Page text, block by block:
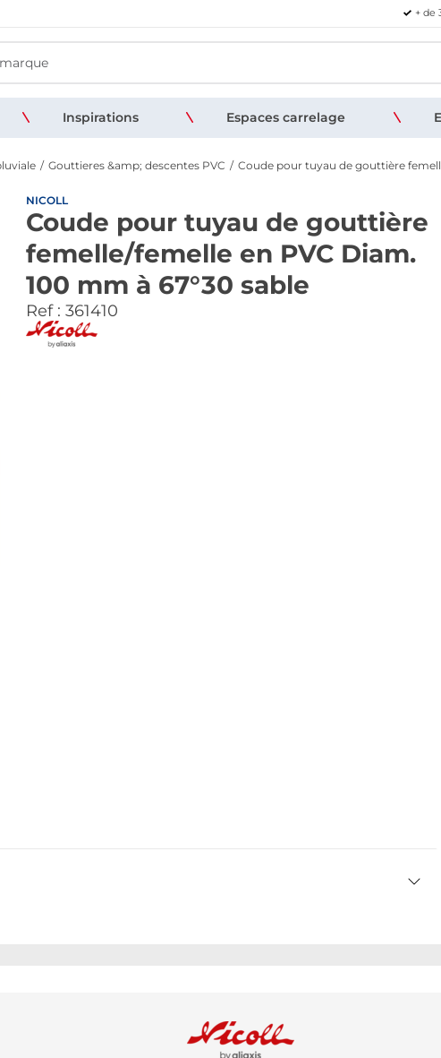
+ de
Inspirations Espaces carrelage
Gouttieres &amp; descentes PVC Coude pour tuyau de gouttière
NICOLL
Coude pour tuyau de gouttière
femelle/femelle en PVC Diam.
100 mm à 67°30 sable
Ref : 361410